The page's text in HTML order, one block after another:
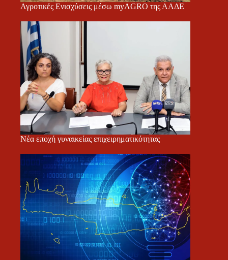
Αγροτικές Ενισχύσεις μέσω myAGRO της ΑΑΔΕ
Νέα εποχή γυναικείας επιχειρηματικότητας